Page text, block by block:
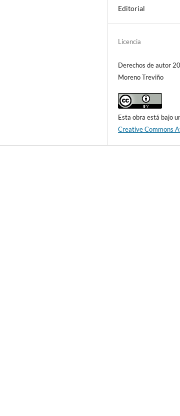
Editorial
Licencia
Derechos de autor
Moreno Treviño
Esta obra está bajo
Creative Commons